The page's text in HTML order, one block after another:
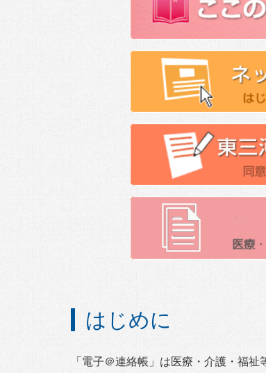
はじめに
「電子＠連絡帳」は医療・介護・福